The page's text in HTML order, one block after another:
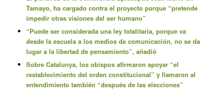
Tamayo, ha cargado contra el proyecto porque “pretende
impedir otras visiones del ser humano”
“Puede ser considerada una ley totalitaria, porque va
desde la escuela a los medios de comunicación, no se da
lugar a la libertad de pensamiento”, añadió
Sobre Catalunya, los obispos afirmaron apoyar “el
restablecimiento del orden constitucional” y llamaron al
entendimiento también “después de las elecciones”